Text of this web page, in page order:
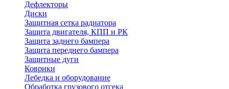
Дефлекторы
Диски
Защитная сетка радиатора
Защита двигателя, КПП и РК
Защита заднего бампера
Защита переднего бампера
Защитные дуги
Коврики
Лебедка и оборудование
Обработка грузового отсека